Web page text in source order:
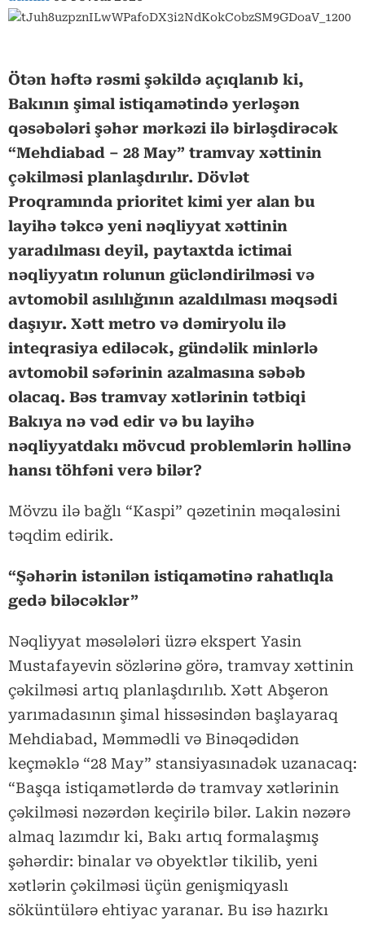
Ötən həftə rəsmi şəkildə açıqlanıb ki,
Bakının şimal istiqamətində yerləşən
qəsəbələri şəhər mərkəzi ilə birləşdirəcək
“Mehdiabad – 28 May” tramvay xəttinin
çəkilməsi planlaşdırılır. Dövlət
Proqramında prioritet kimi yer alan bu
layihə təkcə yeni nəqliyyat xəttinin
yaradılması deyil, paytaxtda ictimai
nəqliyyatın rolunun gücləndirilməsi və
avtomobil asılılığının azaldılması məqsədi
daşıyır. Xətt metro və dəmiryolu ilə
inteqrasiya ediləcək, gündəlik minlərlə
avtomobil səfərinin azalmasına səbəb
olacaq. Bəs tramvay xətlərinin tətbiqi
Bakıya nə vəd edir və bu layihə
nəqliyyatdakı mövcud problemlərin həllinə
hansı töhfəni verə bilər?
Mövzu ilə bağlı “Kaspi” qəzetinin məqaləsini
təqdim edirik.
“Şəhərin istənilən istiqamətinə rahatlıqla
gedə biləcəklər”
Nəqliyyat məsələləri üzrə ekspert Yasin
Mustafayevin sözlərinə görə, tramvay xəttinin
çəkilməsi artıq planlaşdırılıb. Xətt Abşeron
yarımadasının şimal hissəsindən başlayaraq
Mehdiabad, Məmmədli və Binəqədidən
keçməklə “28 May” stansiyasınadək uzanacaq:
“Başqa istiqamətlərdə də tramvay xətlərinin
çəkilməsi nəzərdən keçirilə bilər. Lakin nəzərə
almaq lazımdır ki, Bakı artıq formalaşmış
şəhərdir: binalar və obyektlər tikilib, yeni
xətlərin çəkilməsi üçün genişmiqyaslı
söküntülərə ehtiyac yaranar. Bu isə hazırkı